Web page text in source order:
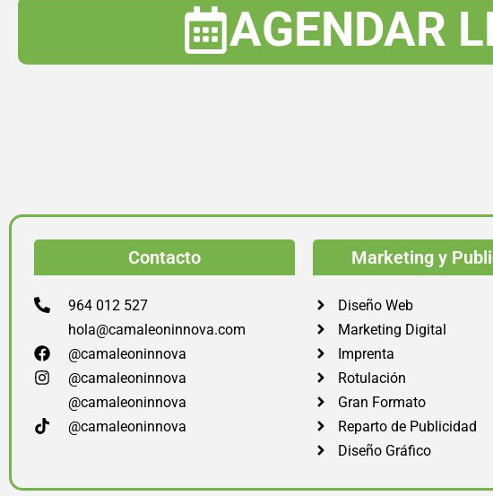
AGENDAR
Contacto
964 012 527
hola@camaleoninnova.com
@camaleoninnova
@camaleoninnova
@camaleoninnova
@camaleoninnova
Marketing y
Diseño Web
Marketing Digital
Imprenta
Rotulación
Gran Formato
Reparto de Publicidad
Diseño Gráfico